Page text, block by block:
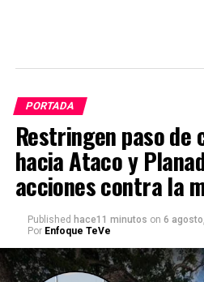
PORTADA
Restringen paso de
hacia Ataco y
acciones contra la
Published hace11 minutos on 6
Por Enfoque TeVe